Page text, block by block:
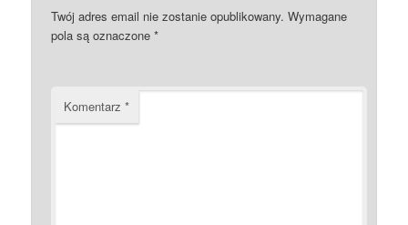
Twój adres email nie zostanie opublikowany. Wymagane
pola są oznaczone*
Komentarz*